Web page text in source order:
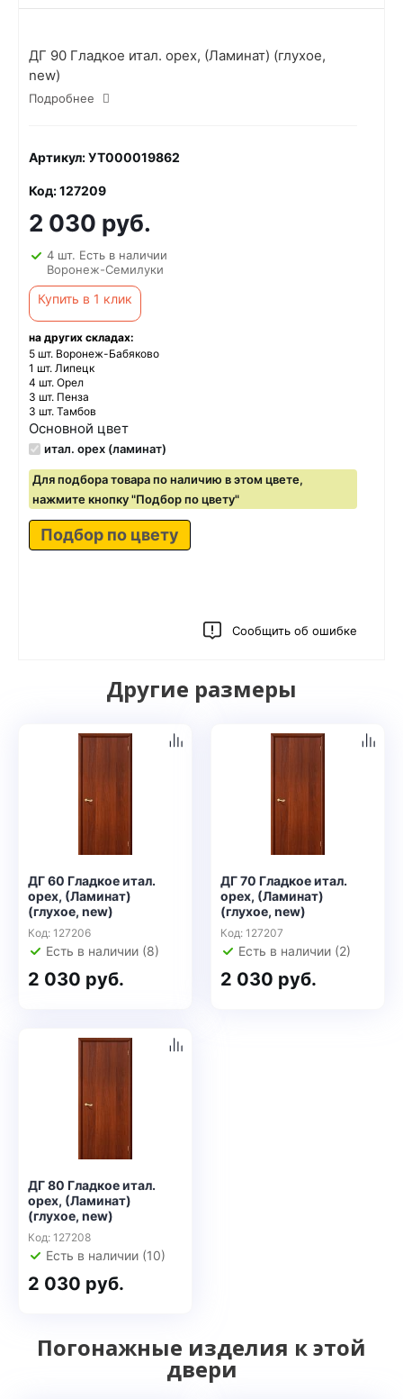
ДГ 90 Гладкое итал. орех, (Ламинат) (глухое,
new)
Подробнее
Артикул: УТ000019862
Код: 127209
2 030 руб.
4 шт. Есть в наличии
Воронеж-Семилуки
Купить в 1 клик
на других складах:
5 шт. Воронеж-Бабяково
1 шт. Липецк
4 шт. Орел
3 шт. Пенза
3 шт. Тамбов
Основной цвет
итал. орех (ламинат)
Для подбора товара по наличию в этом цвете,
нажмите кнопку "Подбор по цвету"
Подбор по цвету
Сообщить об ошибке
Другие размеры
ДГ 60 Гладкое итал.
орех, (Ламинат)
(глухое, new)
Код: 127206
Есть в наличии (8)
2 030 руб.
ДГ 70 Гладкое итал.
орех, (Ламинат)
(глухое, new)
Код: 127207
Есть в наличии (2)
2 030 руб.
ДГ 80 Гладкое итал.
орех, (Ламинат)
(глухое, new)
Код: 127208
Есть в наличии (10)
2 030 руб.
Погонажные изделия к этой
двери